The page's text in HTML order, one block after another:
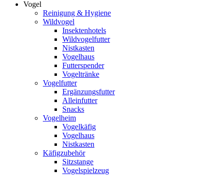
Vogel
Reinigung & Hygiene
Wildvogel
Insektenhotels
Wildvogelfutter
Nistkasten
Vogelhaus
Futterspender
Vogeltränke
Vogelfutter
Ergänzungsfutter
Alleinfutter
Snacks
Vogelheim
Vogelkäfig
Vogelhaus
Nistkasten
Käfigzubehör
Sitzstange
Vogelspielzeug